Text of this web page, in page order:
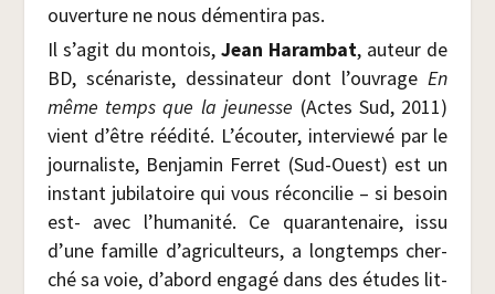
ouver­ture ne nous démen­ti­ra pas.
Il s’agit du mon­tois,Jean Haram­bat, auteur de
BD, scé­na­riste, des­si­na­teur dont l’ouvrageEn
même temps que la jeu­nesse (Actes Sud, 2011)
vient d’être réédi­té. L’écouter, inter­viewé par le
jour­na­liste, Ben­ja­min Fer­ret (Sud-Ouest) est un
ins­tant jubi­la­toire qui vous récon­ci­lie – si besoin
est- avec l’humanité. Ce qua­ran­te­naire, issu
d’une famille d’agriculteurs, a long­temps cher­
ché sa voie, d’abord enga­gé dans des études lit­